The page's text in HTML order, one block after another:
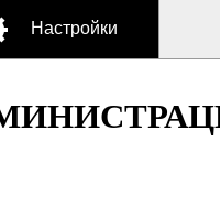
Настройки